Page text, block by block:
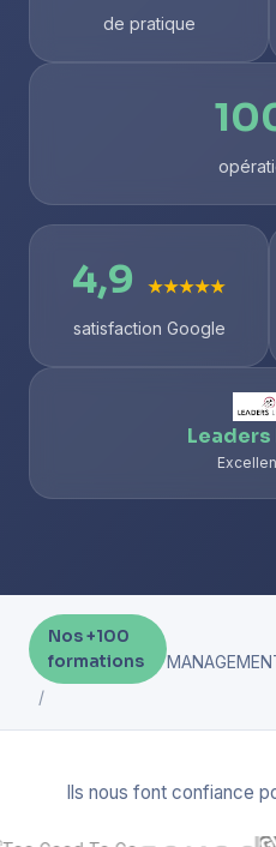
de pratique
4,9 ★★★★★
satisfaction Google
Leaders
Nos +100
formations
Ils nous font confiance